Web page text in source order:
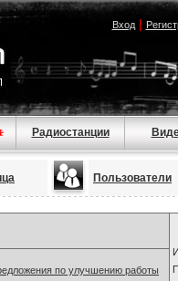
Вход|
Радиостанции
Пользователи
по улучшению работы